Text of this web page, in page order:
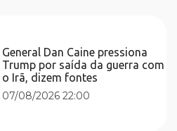
General Dan Caine pressiona
Trump por saída da guerra com
o Irã, dizem fontes
07/08/2026 22:00